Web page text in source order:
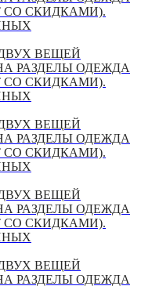
СО СКИДКАМИ).
ВЕЩЕЙ
РАЗДЕЛЫ ОДЕЖДА
СО СКИДКАМИ).
ВЕЩЕЙ
РАЗДЕЛЫ ОДЕЖДА
СО СКИДКАМИ).
ВЕЩЕЙ
РАЗДЕЛЫ ОДЕЖДА
СО СКИДКАМИ).
ВЕЩЕЙ
РАЗДЕЛЫ ОДЕЖДА